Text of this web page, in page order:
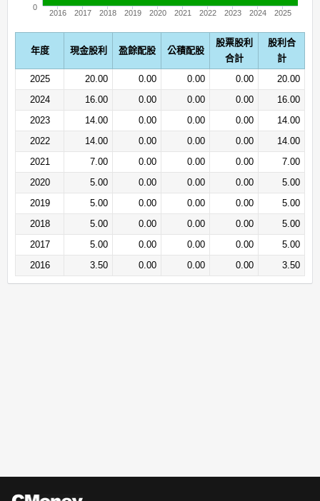
2016 2017 2018 2019 2020 2021 2022 2023 2024 2025
0
年度 現金股利 盈餘配股 公積配股
股票股利
合計
股利合
計
2025
20.00 0.00 0.00 0.00
20.00
2024
16.00 0.00 0.00 0.00
16.00
2023
14.00 0.00 0.00 0.00
14.00
2022
14.00 0.00 0.00 0.00
14.00
2021
7.00 0.00 0.00 0.00
7.00
2020
5.00 0.00 0.00 0.00
5.00
2019
5.00 0.00 0.00 0.00
5.00
2018
5.00 0.00 0.00 0.00
5.00
2017
5.00 0.00 0.00 0.00
5.00
2016
3.50 0.00 0.00 0.00 3.50